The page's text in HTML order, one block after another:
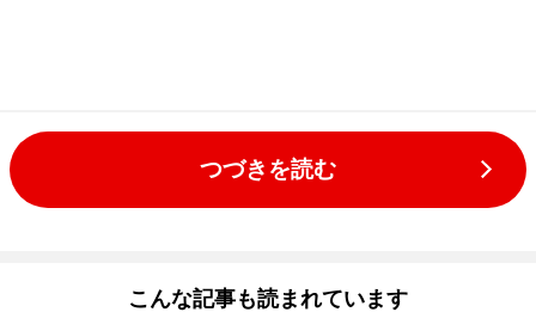
つづきを読む
こんな記事も読まれています